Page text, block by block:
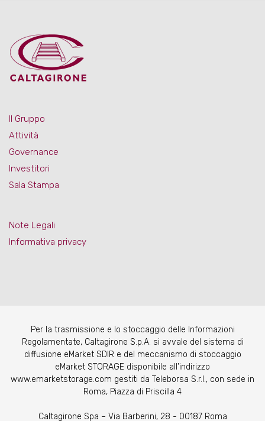
Il Gruppo
Attività
Governance
Investitori
Sala Stampa
Note Legali
Informativa privacy
Per la trasmissione e lo stoccaggio delle Informazioni
Regolamentate, Caltagirone S.p.A. si avvale del sistema di
diffusione eMarket SDIR e del meccanismo di stoccaggio
eMarket STORAGE disponibile all’indirizzo
www.emarketstorage.com gestiti da Teleborsa S.r.l., con sede in
Roma, Piazza di Priscilla 4
Caltagirone Spa – Via Barberini, 28 - 00187 Roma